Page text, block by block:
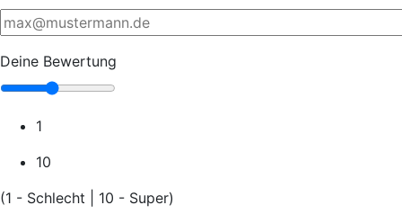
Deine Bewertung
1
10
(1 - Schlecht | 10 - Super)